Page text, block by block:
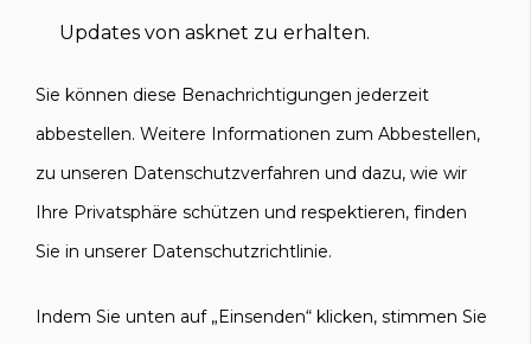
Updates von asknet zu erhalten.
Sie können diese Benachrichtigungen jederzeit
abbestellen. Weitere Informationen zum Abbestellen,
zu unseren Datenschutzverfahren und dazu, wie wir
Ihre Privatsphäre schützen und respektieren, finden
Sie in unserer Datenschutzrichtlinie.
Indem Sie unten auf „Einsenden“ klicken, stimmen Sie